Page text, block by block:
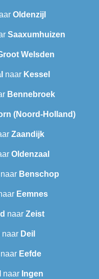
Oldenzijl
Saaxumhuizen
Welsden
naar Kessel
Bennebroek
(Noord-Holland)
Zaandijk
Oldenzaal
naar Benschop
Eemnes
naar Zeist
naar Deil
Eefde
naar Ingen